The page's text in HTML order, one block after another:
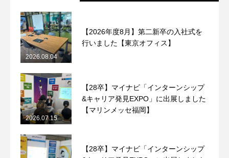
【2026年度8月】第二新卒の入社式を
行いました【東京オフィス】
2026.08.04
【28卒】マイナビ「インターンシップ
&キャリア発見EXPO」に出展しました
【マリンメッセ福岡】
2026.07.15
【28卒】マイナビ「インターンシップ